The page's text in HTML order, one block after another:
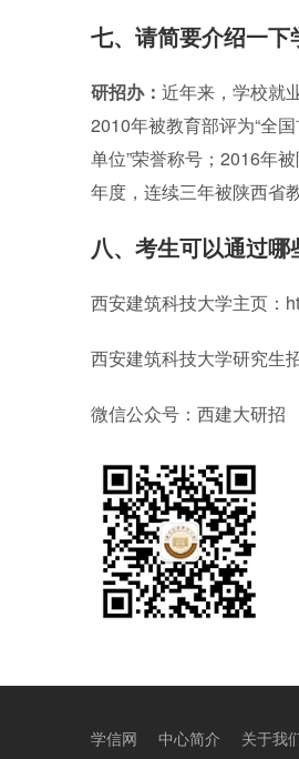
七、请简要介绍一下
研招办： 近年来，学校就
2010年被教育部评为“全
单位”荣誉称号；2016年
年度，连续三年被陕西省
八、考生可以通过
西安建筑科技大学主页：
西安建筑科技大学研究生
微信公众号：西建大研招
学信网 中心简介 关于我